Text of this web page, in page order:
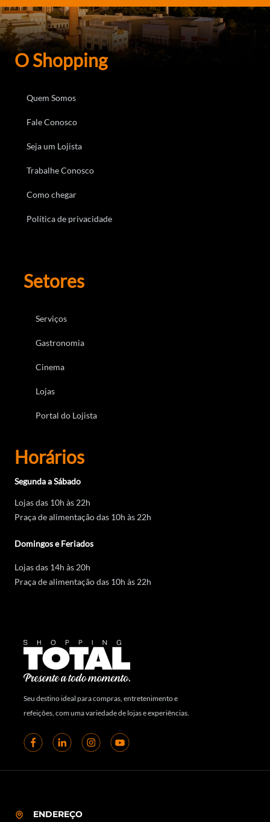
O Shopping
Quem Somos
Fale Conosco
Seja um Lojista
Trabalhe Conosco
Como chegar
Política de privacidade
Setores
Serviços
Gastronomia
Cinema
Lojas
Portal do Lojista
Horários
Segunda a Sábado
Lojas das 10h às 22h
Praça de alimentação das 10h às 22h
Domingos e Feriados
Lojas das 14h às 20h
Praça de alimentação das 10h às 22h
Seu destino ideal para compras, entretenimento e
refeições, com uma variedade de lojas e experiências.
ENDEREÇO